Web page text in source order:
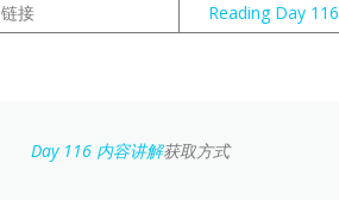
链接
Reading Day 116
Day 116 内容讲解获取方式